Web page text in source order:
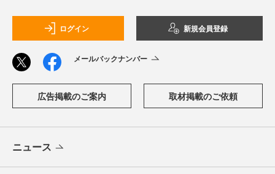
ログイン 新規会員登録
メールバックナンバー
広告掲載のご案内 取材掲載のご依頼
ニュース